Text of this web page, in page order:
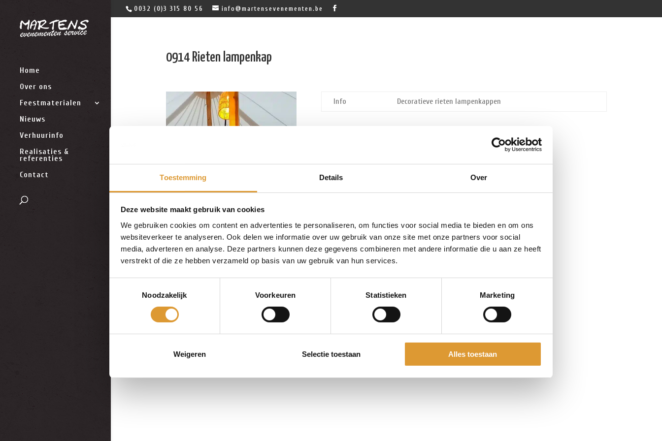
Toestemming Details Over
Deze website maakt gebruik van cookies
We gebruiken cookies om content en advertenties te personaliseren, om functies voor social media te bieden en om ons
websiteverkeer te analyseren. Ook delen we informatie over uw gebruik van onze site met onze partners voor social
media, adverteren en analyse. Deze partners kunnen deze gegevens combineren met andere informatie die u aan ze heeft
verstrekt of die ze hebben verzameld op basis van uw gebruik van hun services.
Noodzakelijk
Voorkeuren Statistieken Marketing
Weigeren Selectie toestaan Alles toestaan
0032 (0)3 315 80 56 info@martensevenementen.be
Home
Over ons
Feestmaterialen
Nieuws
Verhuurinfo
Realisaties &
referenties
Contact
0914 Rieten lampenkap
Info Decoratieve rieten lampenkappen
Vraag offerte aan!